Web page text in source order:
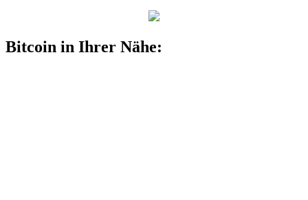
Bitcoin in Ihrer Nähe: